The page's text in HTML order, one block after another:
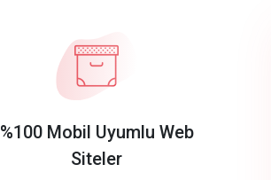
%100 Mobil Uyumlu Web
Siteler